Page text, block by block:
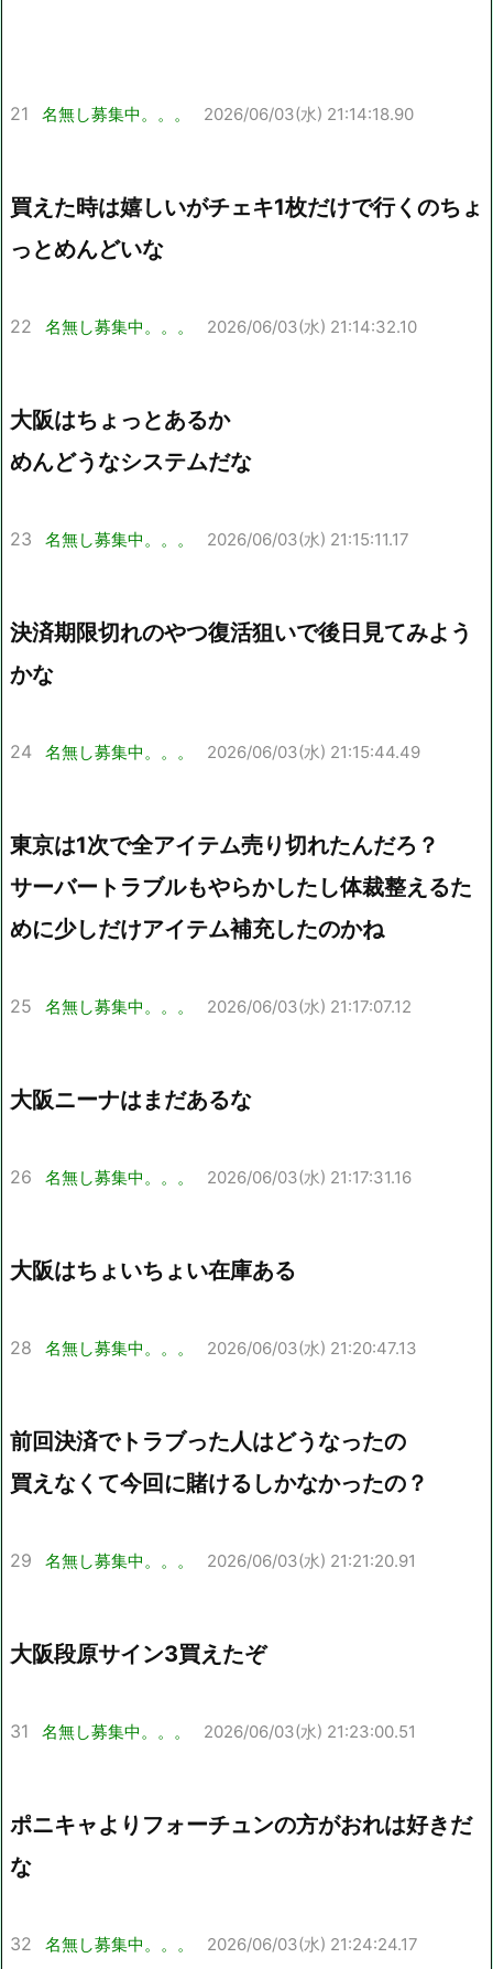
21 名無し募集中。。。 2026/06/03(水) 21:14:18.90
買えた時は嬉しいがチェキ1枚だけで行くのちょ
っとめんどいな
22 名無し募集中。。。 2026/06/03(水) 21:14:32.10
大阪はちょっとあるか
めんどうなシステムだな
23 名無し募集中。。。 2026/06/03(水) 21:15:11.17
決済期限切れのやつ復活狙いで後日見てみよう
かな
24 名無し募集中。。。 2026/06/03(水) 21:15:44.49
東京は1次で全アイテム売り切れたんだろ？
サーバートラブルもやらかしたし体裁整えるた
めに少しだけアイテム補充したのかね
25 名無し募集中。。。 2026/06/03(水) 21:17:07.12
大阪ニーナはまだあるな
26 名無し募集中。。。 2026/06/03(水) 21:17:31.16
大阪はちょいちょい在庫ある
28 名無し募集中。。。 2026/06/03(水) 21:20:47.13
前回決済でトラブった人はどうなったの
買えなくて今回に賭けるしかなかったの？
29 名無し募集中。。。 2026/06/03(水) 21:21:20.91
大阪段原サイン3買えたぞ
31 名無し募集中。。。 2026/06/03(水) 21:23:00.51
ポニキャよりフォーチュンの方がおれは好きだ
な
32 名無し募集中。。。 2026/06/03(水) 21:24:24.17